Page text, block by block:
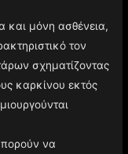
και μόνη ασθένεια,
τον
σχηματίζοντας
καρκίνου εκτός
να